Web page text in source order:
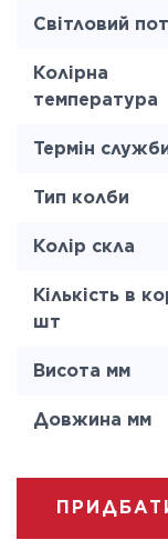
Світловий
Колірна
температура
Термін
Тип колби
Колір скла
Кількість в
шт
Висота мм
Довжина мм